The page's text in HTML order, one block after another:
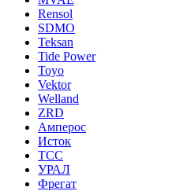
Rensol
SDMO
Teksan
Tide Power
Toyo
Vektor
Welland
ZRD
Амперос
Исток
ТСС
УРАЛ
Фрегат